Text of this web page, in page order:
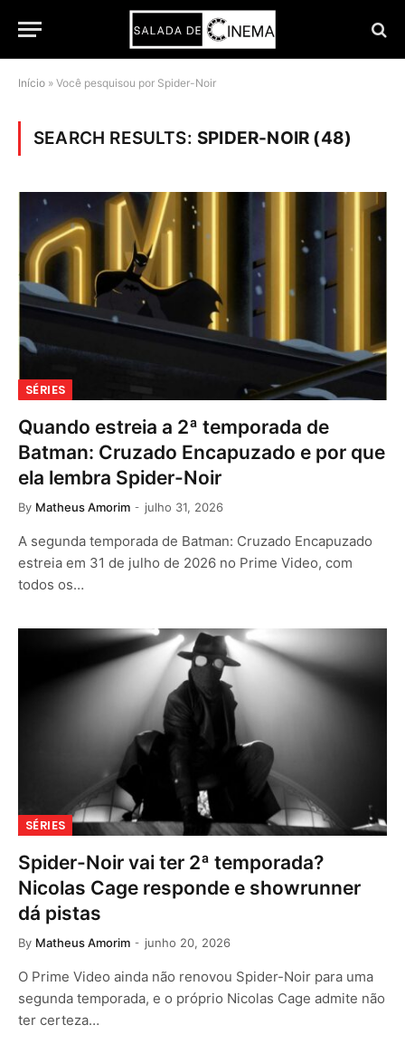
Início » Você pesquisou por Spider-Noir
SEARCH RESULTS: SPIDER-NOIR (48)
SÉRIES
Quando estreia a 2ª temporada de
Batman: Cruzado Encapuzado e por que
ela lembra Spider-Noir
By Matheus Amorim julho 31, 2026
A segunda temporada de Batman: Cruzado Encapuzado
estreia em 31 de julho de 2026 no Prime Video, com
todos os…
SÉRIES
Spider-Noir vai ter 2ª temporada?
Nicolas Cage responde e showrunner
dá pistas
By Matheus Amorim junho 20, 2026
O Prime Video ainda não renovou Spider-Noir para uma
segunda temporada, e o próprio Nicolas Cage admite não
ter certeza…